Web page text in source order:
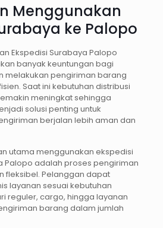
Menggunakan
ke Palopo
Ekspedisi Surabaya Palopo
banyak keuntungan bagi
melakukan pengiriman barang
Saat ini kebutuhan distribusi
meningkat sehingga
solusi penting untuk
berjalan lebih aman dan
utama menggunakan ekspedisi
Palopo adalah proses pengiriman
fleksibel. Pelanggan dapat
layanan sesuai kebutuhan
reguler, cargo, hingga layanan
barang dalam jumlah